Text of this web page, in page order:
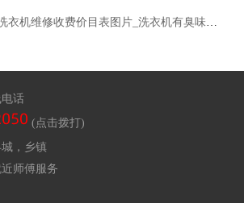
机维修收费价目表图片_洗衣机有臭味怎么办
话
(点击拨打)
，乡镇
师傅服务